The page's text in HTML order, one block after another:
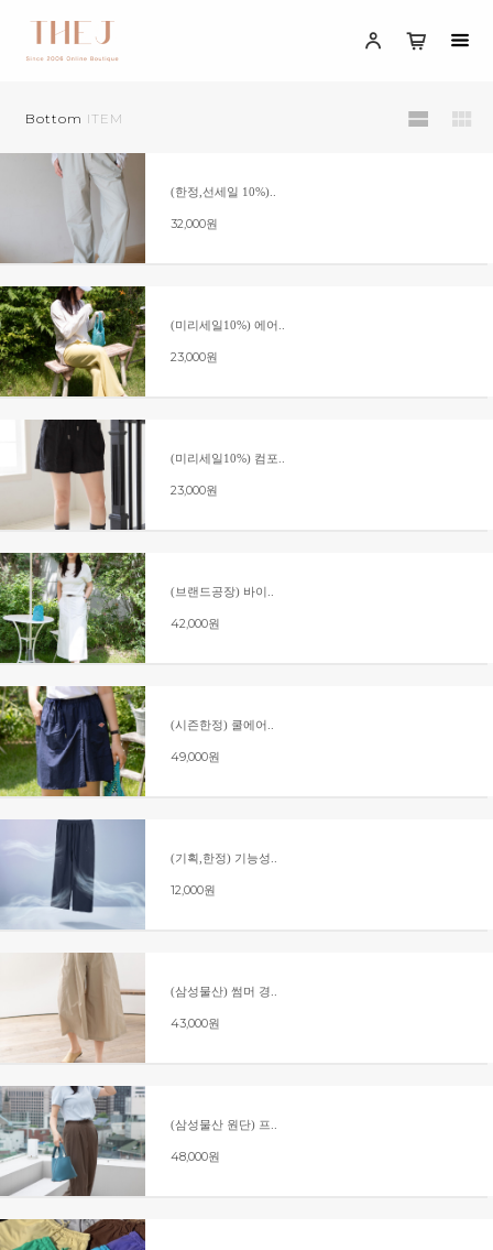
Bottom ITEM
(한정,선세일 10%)..
32,000원
(미리세일10%) 에어..
23,000원
(미리세일10%) 컴포..
23,000원
(브랜드공장) 바이..
42,000원
(시즌한정) 쿨에어..
49,000원
(기획,한정) 기능성..
12,000원
(삼성물산) 썸머 경..
43,000원
(삼성물산 원단) 프..
48,000원